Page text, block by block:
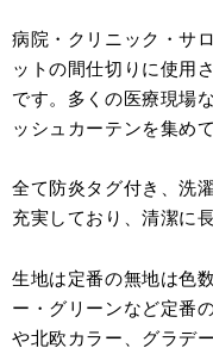
病院・クリニック・サ
ットの間仕切りに使用
です。多くの医療現場
ッシュカーテンを集め
全て防炎タグ付き、洗
充実しており、清潔に
生地は定番の無地は色
ー・グリーンなど定番
や北欧カラー、グラデ